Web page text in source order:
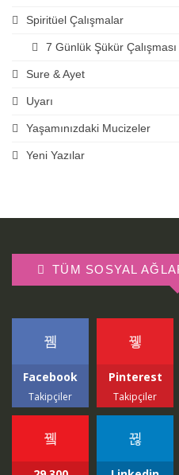
Spiritüel Çalışmalar
7 Günlük Şükür Çalışması
Sure & Ayet
Uyarı
Yaşamınızdaki Mucizeler
Yeni Yazılar
TÜM SOSYAL
Facebook
Takipçiler
Pinterest
Takipçiler